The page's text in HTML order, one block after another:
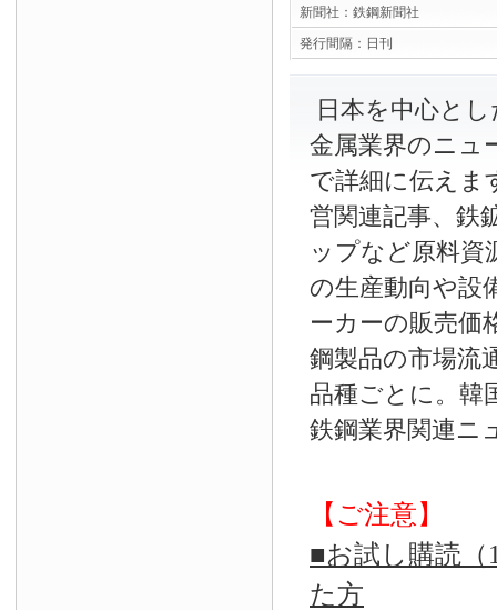
新聞社： 鉄鋼新聞社
発行間隔： 日刊
日本を中心と
金属業界のニュ
で詳細に伝えま
営関連記事、鉄
ップなど原料資
の生産動向や設
ーカーの販売価
鋼製品の市場流
品種ごとに。韓
鉄鋼業界関連ニ
【ご注意】
■お試し購読（
た方